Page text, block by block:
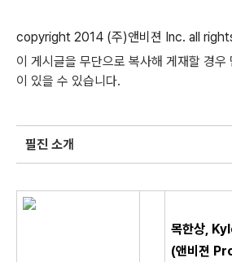
copyright 2014 (주)앤비젼 Inc. all
이 게시글을 무단으로 복사해 게재할 경우
이 있을 수 있습니다.
필진 소개
목한상,
(앤비젼